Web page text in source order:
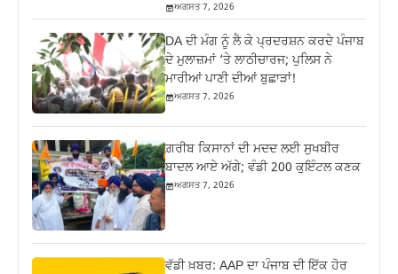
ਅਗਸਤ 7, 2026
DA ਦੀ ਮੰਗ ਨੂੰ ਲੈ ਕੇ ਪ੍ਰਦਰਸ਼ਨ ਕਰਦੇ ਪੰਜਾਬ
ਦੇ ਮੁਲਾਜ਼ਮਾਂ ‘ਤੇ ਲਾਠੀਚਾਰਜ; ਪੁਲਿਸ ਨੇ
ਮਾਰੀਆਂ ਪਾਣੀ ਦੀਆਂ ਬੁਛਾੜਾਂ!
ਅਗਸਤ 7, 2026
ਗ਼ਰੀਬ ਕਿਸਾਨਾਂ ਦੀ ਮਦਦ ਲਈ ਸੁਖਬੀਰ
ਬਾਦਲ ਆਏ ਅੱਗੇ; ਵੰਡੀ 200 ਕੁਇੰਟਲ ਕਣਕ
ਅਗਸਤ 7, 2026
ਵੱਡੀ ਖ਼ਬਰ: AAP ਦਾ ਪੰਜਾਬ ਦੀ ਇੱਕ ਹੋਰ